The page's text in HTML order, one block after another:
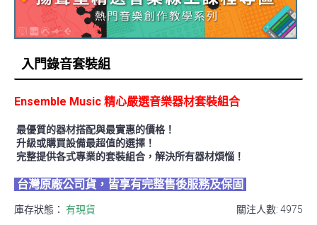
入門錄音套裝組
Ensemble Music 精心嚴選音樂器材套裝組合
最優質的器材搭配與最實惠的價格！
升級或購買設備最超值的選擇！
完整提供各式專業的套裝組合，解決所有器材煩惱！
台灣原廠公司貨，皆享有完整售後服務及保固
關注人數: 4975
庫存狀態： 有現貨